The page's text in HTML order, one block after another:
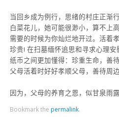
当回乡成为例行，思绪的村庄正渐
白菜花儿，她可能很渺小，算不上
需要的时候为你灿烂地开过。活着
珍贵! 在扫墓缅怀追思和寻求心理
纸币之间更加懂得：珍重生命，善
父母活着时好好孝顺父母，善待周边
因为，父母的养育之恩，似甘泉雨
Bookmark the permalink.